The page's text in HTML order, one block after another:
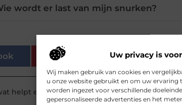
Uw privacy is
Wij maken gebruik van cookies en
u onze website gebruikt en om uw ervaring
worden ingezet voor verschillende
gepersonaliseerde advertenties en het
wordt er last van mijn snurken?
Pinterest
helpt er tegen snurken,wat helpt tegen